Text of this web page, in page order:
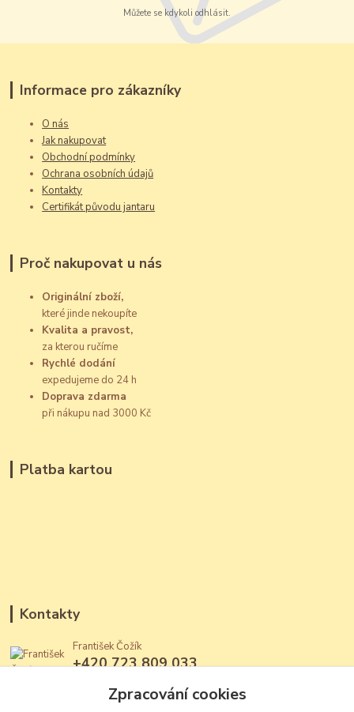
Můžete se kdykoli odhlásit.
Informace pro zákazníky
O nás
Jak nakupovat
Obchodní podmínky
Ochrana osobních údajů
Kontakty
Certifikát původu jantaru
Proč nakupovat u nás
Originální zboží,
které jinde nekoupíte
Kvalita a pravost,
za kterou ručíme
Rychlé dodání
expedujeme do 24 h
Doprava zdarma
při nákupu nad 3000 Kč
Platba kartou
Kontakty
František Čožík
+420 723 809 033
Zpracování cookies